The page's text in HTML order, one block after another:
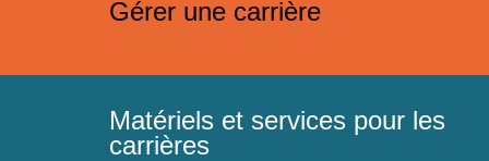
Gérer une carrière
Matériels et services pour les
carrières